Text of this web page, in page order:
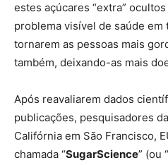
estes açúcares “extra”
problema visível de saúde em
tornarem as pessoas mais
também, deixando-as mais
Após reavaliarem dados
publicações, pesquisadores
Califórnia em São Francisco,
chamada “SugarScience” (ou